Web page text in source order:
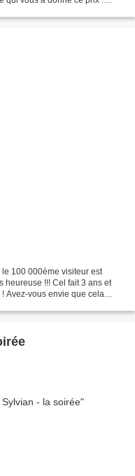
100 000ème visiteur est
heureuse !!! Cel fait 3 ans et
Avez-vous envie que cela